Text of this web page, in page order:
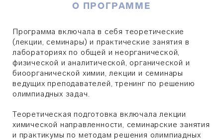
О ПРОГРАММЕ
Программа включала в себя теоретические
(лекции, семинары) и практические занятия в
лабораториях по общей и неорганической,
физической и аналитической, органической и
биоорганической химии, лекции и семинары
ведущих преподавателей, тренинг по решению
олимпиадных задач.
Теоретическая подготовка включала лекции
химической направленности, семинарские занятия
и практикумы по методам решения олимпиадных